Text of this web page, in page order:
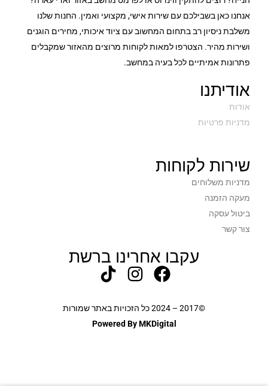
אנחנו כאן בשבילכם עם שירות אישי, מקצועי ואמין. החנות שלנו
משלבת ניסיון רב בתחום המחשוב עם ציוד איכותי, מחירים הוגנים
ושירות מהיר. הצטרפו למאות לקוחות מרוצים מהאזור שמקבלים
פתרונות אמיתיים לכל בעיה במחשב.
אודיתנו
אודות
מדניות פרטיות
שירות לקוחות
מדניות משלוחים
מעקה הזמנה
ביטול עסקה
צור קשר
עקבו אחרינו ברשת
©2017 – 2024 כל הזכויות באתר שמורות
Powered By MKDigital